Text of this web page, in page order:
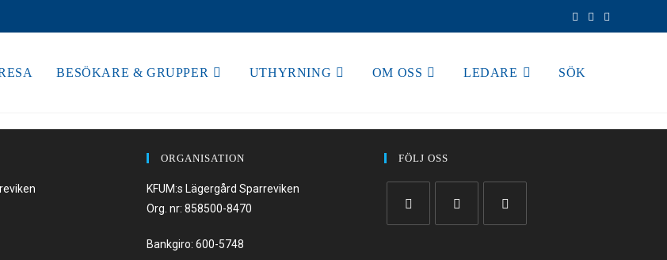
BESÖKARE & GRUPPER UTHYRNING OM OSS LEDARE SÖK
ORGANISATION
KFUM:s Lägergård Sparreviken
Org. nr: 858500-8470
Bankgiro: 600-5748
FÖLJ OSS